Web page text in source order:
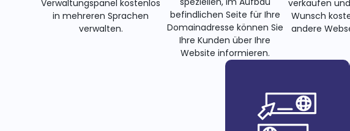
Verwaltungspanel kostenlos
in mehreren Sprachen
verwalten.
befindlichen Seite für Ihre
Domainadresse können Sie
Ihre Kunden über Ihre
Website informieren.
verkaufen
Wunsch
andere